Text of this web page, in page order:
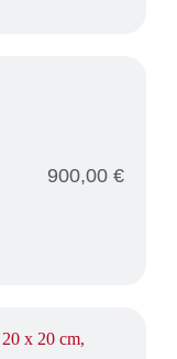
900,00 €